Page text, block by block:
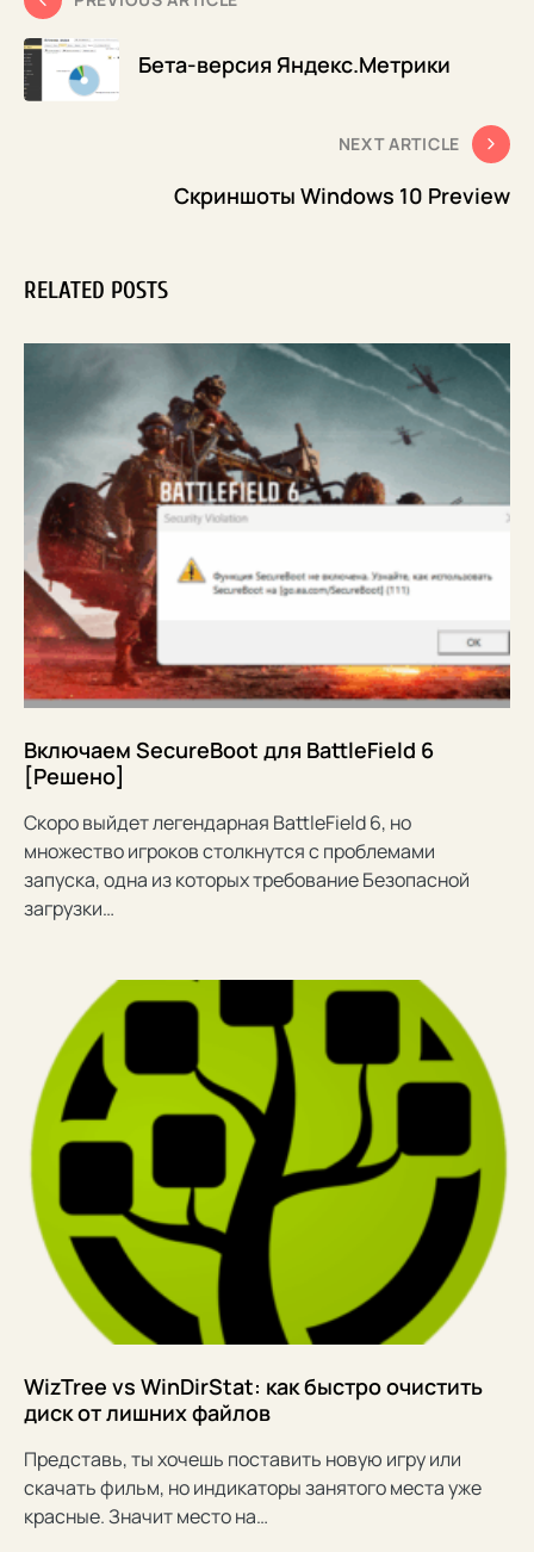
Бета-версия Яндекс.Метрики
NEXT ARTICLE
Скриншоты Windows 10 Preview
RELATED POSTS
Включаем SecureBoot для BattleField 6
[Решено]
Скоро выйдет легендарная BattleField 6, но
множество игроков столкнутся с проблемами
запуска, одна из которых требование Безопасной
загрузки…
WizTree vs WinDirStat: как быстро очистить
диск от лишних файлов
Представь, ты хочешь поставить новую игру или
скачать фильм, но индикаторы занятого места уже
красные. Значит место на…